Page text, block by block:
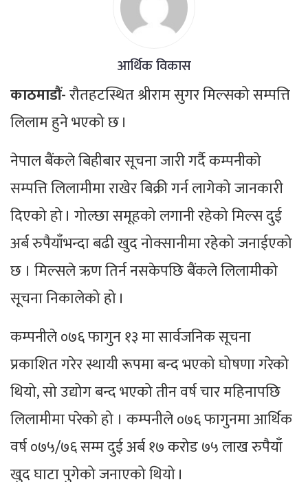
आर्थिक विकास
काठमाडौं-रौतहटस्थित श्रीराम सुगर मिल्सको सम्पत्ति
लिलाम हुने भएको छ ।
नेपाल बैंकले बिहीबार सूचना जारी गर्दै कम्पनीको
सम्पत्ति लिलामीमा राखेर बिक्री गर्न लागेको जानकारी
दिएको हो । गोल्छा समूहको लगानी रहेको मिल्स दुई
अर्ब रुपैयाँभन्दा बढी खुद नोक्सानीमा रहेको जनाईएको
छ । मिल्सले ऋण तिर्न नसकेपछि बैंकले लिलामीको
सूचना निकालेको हो ।
कम्पनीले ०७६ फागुन १३ मा सार्वजनिक सूचना
प्रकाशित गरेर स्थायी रूपमा बन्द भएको घोषणा गरेको
थियो, सो उद्योग बन्द भएको तीन वर्ष चार महिनापछि
लिलामीमा परेको हो । कम्पनीले ०७६ फागुनमा आर्थिक
वर्ष ०७५/७६ सम्म दुई अर्ब १७ करोड ७५ लाख रुपैयाँ
खुद घाटा पुगेको जनाएको थियो ।